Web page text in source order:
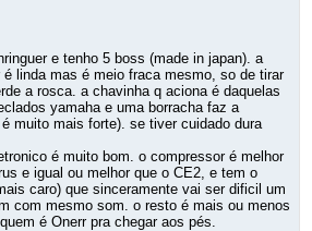
e tenho 5 boss (made in japan). a
é linda mas é meio fraca mesmo, so de tirar
a rosca. a chavinha q aciona é daquelas
yamaha e uma borracha faz a
muito mais forte). se tiver cuidado dura
é muito bom. o compressor é melhor
e igual ou melhor que o CE2, e tem o
caro) que sinceramente vai ser dificil um
com mesmo som. o resto é mais ou menos
é Onerr pra chegar aos pés.